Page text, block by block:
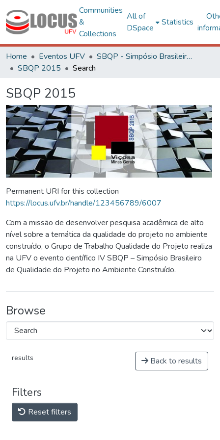
Communities
&
Collections
All of
DSpace
Statistics
Home Eventos UFV
SBQP - Simpósio Brasileiro de Qualidade do Projeto no Ambiente Construído
SBQP 2015
Search
SBQP 2015
Permanent URI for this collection
https://locus.ufv.br/handle/123456789/6007
Com a missão de desenvolver pesquisa acadêmica de alto
nível sobre a temática da qualidade do projeto no ambiente
construído, o Grupo de Trabalho Qualidade do Projeto realiza
na UFV o evento científico IV SBQP – Simpósio Brasileiro
de Qualidade do Projeto no Ambiente Construído.
Browse
results Back to results
Filters
Reset filters